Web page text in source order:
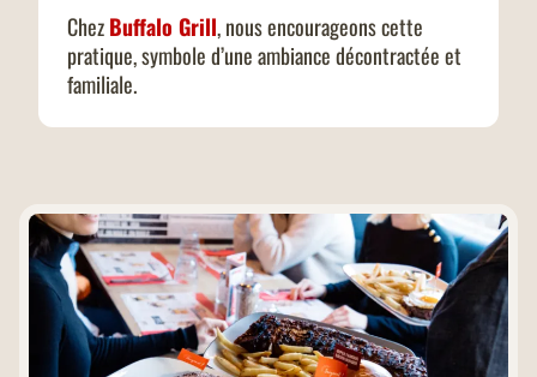
ChezBuffalo Grill, nous encourageons cette
pratique, symbole d’une ambiance décontractée et
familiale.